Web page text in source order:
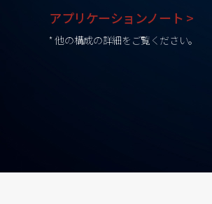
アプリケーションノート >
* 他の構成の詳細をご覧ください。